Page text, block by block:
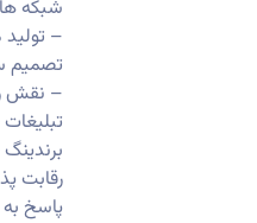
شبکه
– تولید
تصمیم
– نقش
تبلیغات
برندینگ
رقابت
پاسخ به